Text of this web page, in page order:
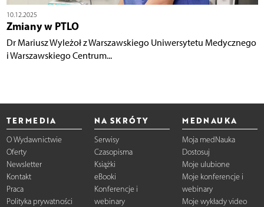
10.12.2025
Zmiany w PTLO
Dr Mariusz Wyleżoł z Warszawskiego Uniwersytetu Medycznego
i Warszawskiego Centrum...
TERMEDIA
O Wydawnictwie
Oferty
Newsletter
Kontakt
Praca
Polityka prywatności
NA SKRÓTY
Serwisy
Czasopisma
Książki
eBooki
Konferencje i
webinary
MEDNAUKA
Moja medNauka
Dostosuj
Moje ulubione
Moje konferencje i
webinary
Moje wykłady video